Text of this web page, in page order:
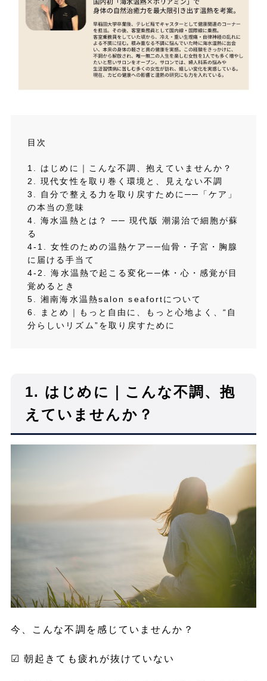
目次
1. はじめに｜こんな不調、抱えていませんか？
2. 現代女性を取り巻く環境と、見えない不調
3. 自分で整える力を取り戻すために──「ケア」
の本当の意味
4. 海水温熱とは？ ── 現代版 潮湯治で細胞が蘇
る
4-1. 女性のための温熱ケア──仙骨・子宮・胸腺
に届ける手当て
4-2. 海水温熱で起こる変化──体・心・感覚が目
覚めるとき
5. 湘南海水温熱salon seafortについて
6. まとめ｜もっと自由に、もっと心地よく、“自
分らしいリズム”を取り戻すために
1. はじめに｜こんな不調、抱
えていませんか？
今、こんな不調を感じていませんか？
☑︎ 朝起きても疲れが抜けていない